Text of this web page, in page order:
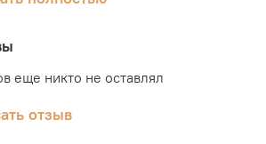
предназначенное для
к среде с более низкой
еще никто не оставлял
отзыв